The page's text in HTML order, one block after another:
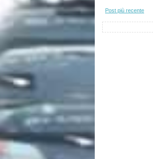
Post più recente